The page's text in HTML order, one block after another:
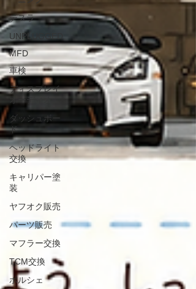
テスラ
UNPLUGGED
MFD
車検
ディスプレイ
ダッシュボー
ド
ヘッドライト
交換
キャリパー塗
装
ヤフオク販売
パーツ販売
マフラー交換
TCM交換
ポルシェ